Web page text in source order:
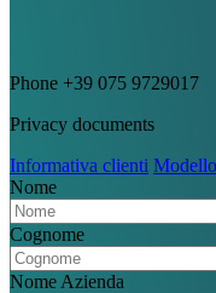
Phone +39 075 9729017
Privacy documents
Informativa clienti
Nome
Cognome
Nome Azienda